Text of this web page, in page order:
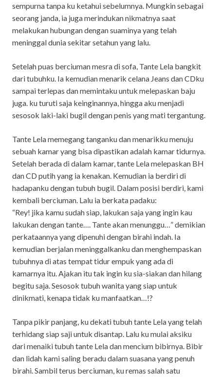
sempurna tanpa ku ketahui sebelumnya. Mungkin sebagai
seorang janda, ia juga merindukan nikmatnya saat
melakukan hubungan dengan suaminya yang telah
meninggal dunia sekitar setahun yang lalu.
Setelah puas berciuman mesra di sofa, Tante Lela bangkit
dari tubuhku. Ia kemudian menarik celana Jeans dan CDku
sampai terlepas dan memintaku untuk melepaskan baju
juga. ku turuti saja keinginannya, hingga aku menjadi
sesosok laki-laki bugil dengan penis yang mati tergantung.
Tante Lela memegang tanganku dan menarikku menuju
sebuah kamar yang bisa dipastikan adalah kamar tidurnya.
Setelah berada di dalam kamar, tante Lela melepaskan BH
dan CD putih yang ia kenakan. Kemudian ia berdiri di
hadapanku dengan tubuh bugil. Dalam posisi berdiri, kami
kembali berciuman. Lalu ia berkata padaku:
“Rey! jika kamu sudah siap, lakukan saja yang ingin kau
lakukan dengan tante…. Tante akan menunggu…” demikian
perkataannya yang dipenuhi dengan birahi indah. Ia
kemudian berjalan meninggalkanku dan menghempaskan
tubuhnya di atas tempat tidur empuk yang ada di
kamarnya itu. Ajakan itu tak ingin ku sia-siakan dan hilang
begitu saja. Sesosok tubuh wanita yang siap untuk
dinikmati, kenapa tidak ku manfaatkan…!?
Tanpa pikir panjang, ku dekati tubuh tante Lela yang telah
terhidang siap saji untuk disantap. Lalu ku mulai aksiku
dari menaiki tubuh tante Lela dan mencium bibirnya. Bibir
dan lidah kami saling beradu dalam suasana yang penuh
birahi. Sambil terus berciuman, ku remas salah satu